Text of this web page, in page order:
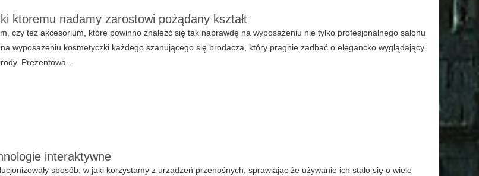
ktoremu nadamy zarostowi pożądany kształt
czy też akcesorium, które powinno znaleźć się tak naprawdę na wyposażeniu nie tylko profesjonalnego salonu
wyposażeniu kosmetyczki każdego szanującego się brodacza, który pragnie zadbać o elegancko wyglądający
Prezentowa...
interaktywne
sposób, w jaki korzystamy z urządzeń przenośnych, sprawiając że używanie ich stało się o wiele